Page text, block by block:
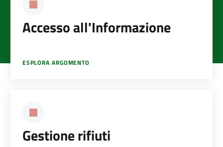
Accesso all'Informazione
ESPLORA ARGOMENTO
Gestione rifiuti